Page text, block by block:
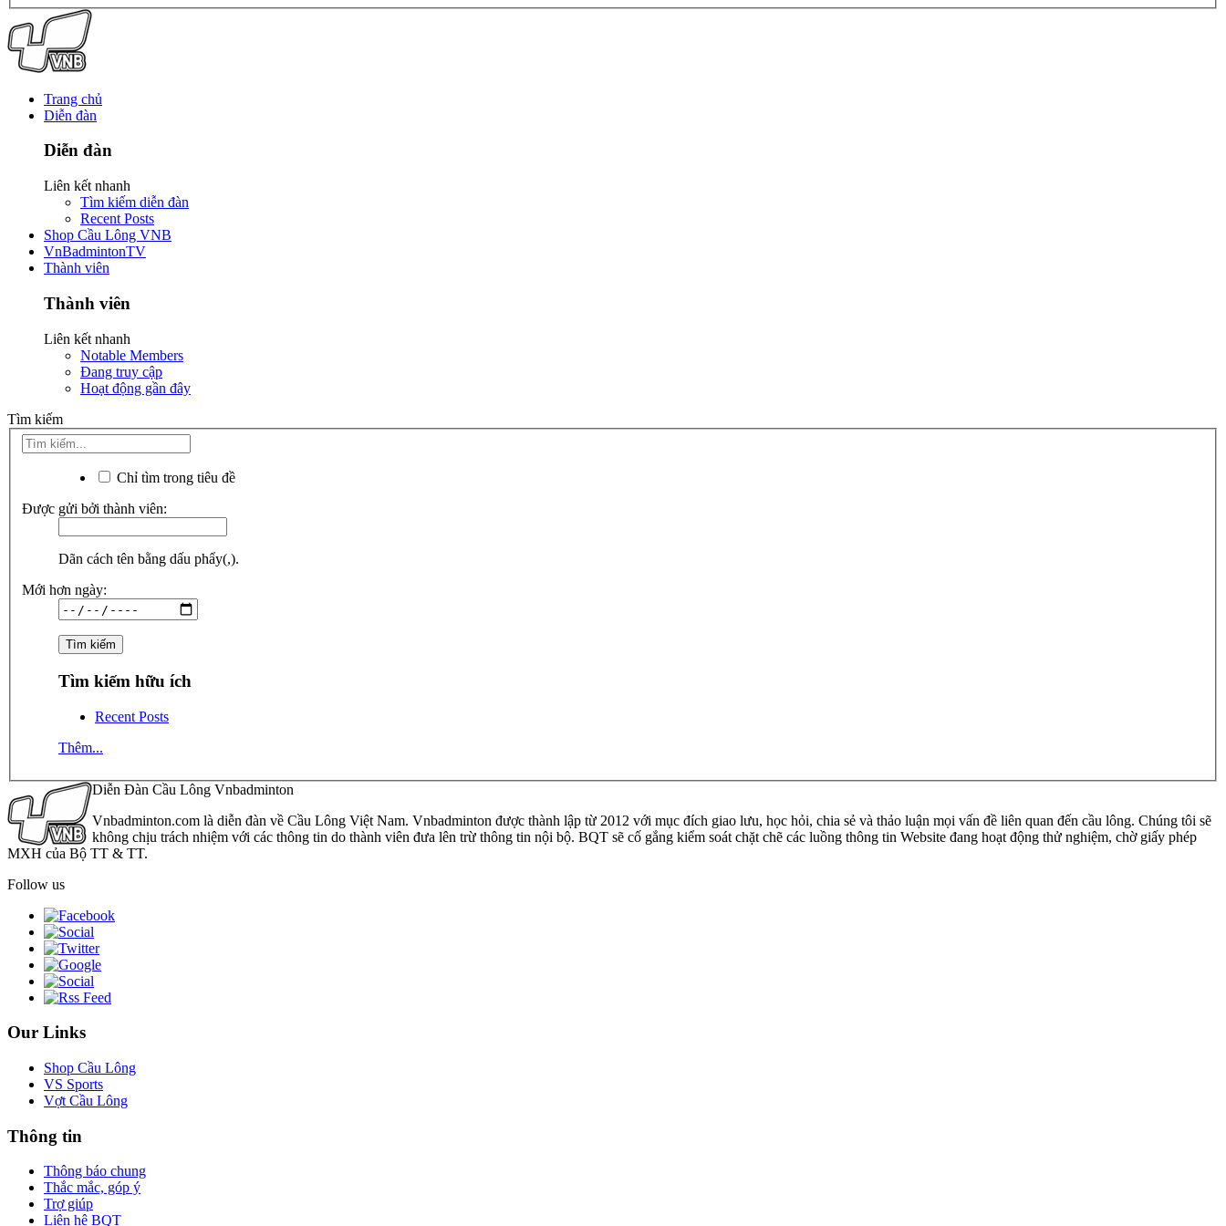
Trang chủ
Diễn đàn
Diễn đàn
Liên kết nhanh
Tìm kiếm diễn đàn
Recent Posts
Shop Cầu Lông VNB
VnBadmintonTV
Thành viên
Thành viên
Liên kết nhanh
Notable Members
Đang truy cập
Hoạt động gần đây
Tìm kiếm
Chỉ tìm trong tiêu đề
Được gửi bởi thành viên:
Dãn cách tên bằng dấu phẩy(,).
Mới hơn ngày:
Tìm kiếm hữu ích
Recent Posts
Thêm...
Diễn Đàn Cầu Lông Vnbadminton
Vnbadminton.com là diễn đàn về Cầu Lông Việt Nam. Vnbadminton được thành lập từ 2012 với mục đích giao lưu, học hỏi, chia sẻ và thảo luận mọi vấn đề liên quan đến cầu lông. Chúng tôi sẽ
không chịu trách nhiệm với các thông tin do thành viên đưa lên trừ thông tin nội bộ. BQT sẽ cố gắng kiểm soát chặt chẽ các luồng thông tin Website đang hoạt động thử nghiệm, chờ giấy phép
MXH của Bộ TT & TT.
Follow us
Our Links
Shop Cầu Lông
VS Sports
Vợt Cầu Lông
Thông tin
Thông báo chung
Thắc mắc, góp ý
Trợ giúp
Liên hệ BQT